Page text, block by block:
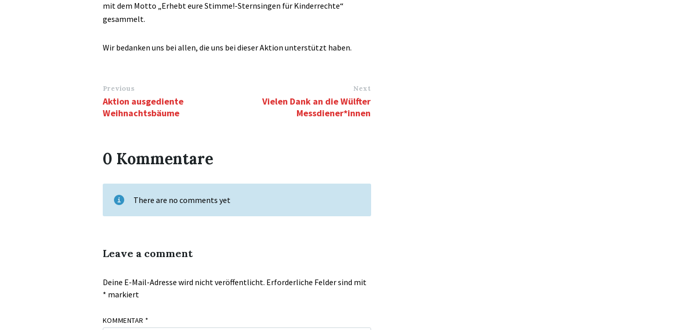
mit dem Motto „Erhebt eure Stimme!-Sternsingen für Kinderrechte“
gesammelt.
Wir bedanken uns bei allen, die uns bei dieser Aktion unterstützt haben.
Previous
Aktion ausgediente
Weihnachtsbäume
Next
Vielen Dank an die Wülfter
Messdiener*innen
0 Kommentare
There are no comments yet
Leave a comment
Deine E-Mail-Adresse wird nicht veröffentlicht. Erforderliche Felder sind mit
* markiert
KOMMENTAR *